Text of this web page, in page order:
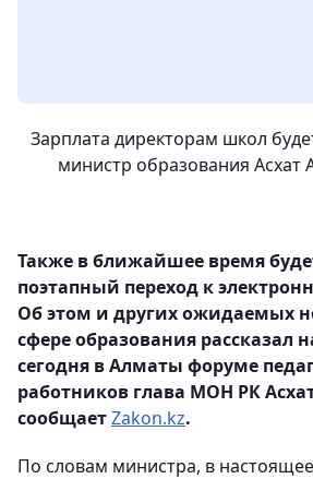
Зарплата директорам школ
министр образования Асхат
Также в ближайшее время
поэтапный переход к
Об этом и других ожидаемых
сфере образования рассказал
сегодня в Алматы форуме
работников глава МОН РК
сообщаетZakon.kz.
По словам министра, в